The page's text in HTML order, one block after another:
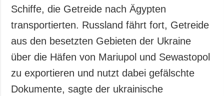
Schiffe, die Getreide nach Ägypten
transportierten. Russland fährt fort, Getreide
aus den besetzten Gebieten der Ukraine
über die Häfen von Mariupol und Sewastopol
zu exportieren und nutzt dabei gefälschte
Dokumente, sagte der ukrainische